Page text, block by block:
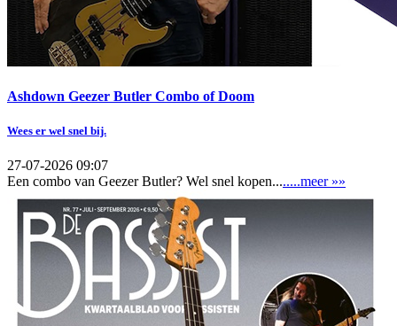
Ashdown Geezer Butler Combo of Doom
Wees er wel snel bij.
27-07-2026 09:07
Een combo van Geezer Butler? Wel snel kopen........meer »»